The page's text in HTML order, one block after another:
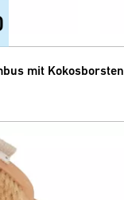
mit Kokosborsten